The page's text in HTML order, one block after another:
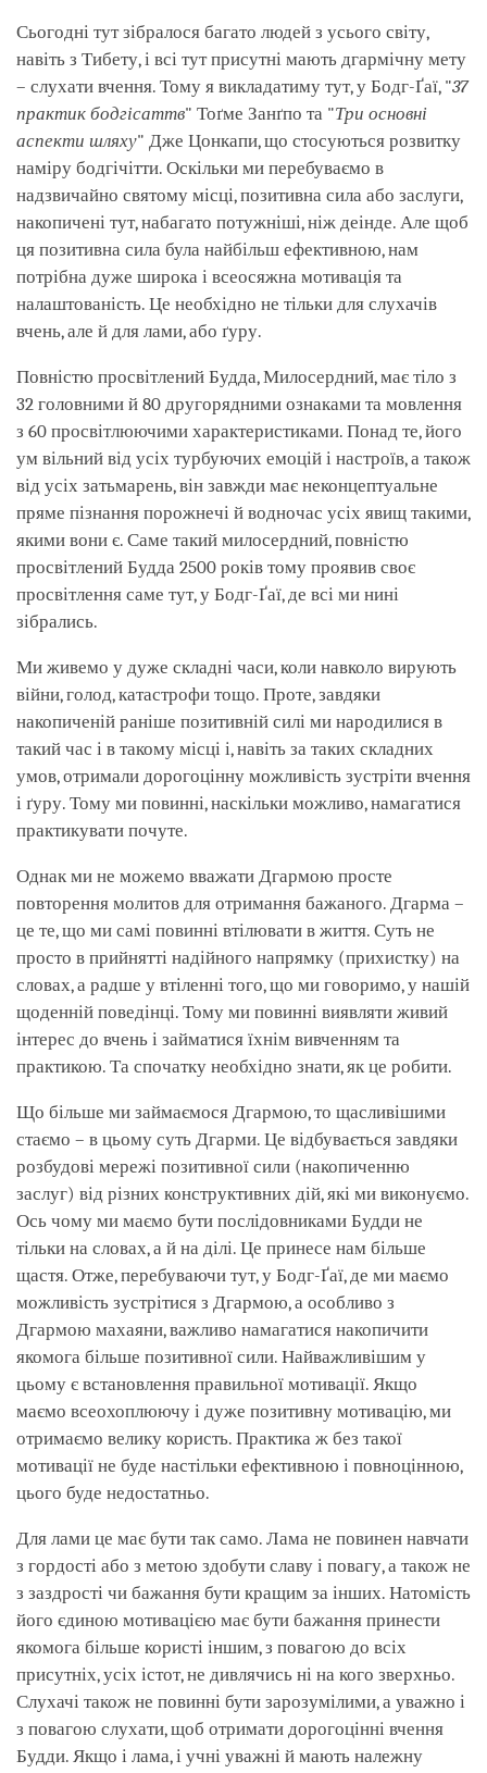
Сьогодні тут зібралося багато людей з усього світу,
навіть з Тибету, і всі тут присутні мають дгармічну мету
– слухати вчення. Тому я викладатиму тут, у Бодг-Ґаї, "37
практик бодгісаттв" Тоґме Занґпо та "Три основні
аспекти шляху" Дже Цонкапи, що стосуються розвитку
наміру бодгічітти. Оскільки ми перебуваємо в
надзвичайно святому місці, позитивна сила або заслуги,
накопичені тут, набагато потужніші, ніж деінде. Але щоб
ця позитивна сила була найбільш ефективною, нам
потрібна дуже широка і всеосяжна мотивація та
налаштованість. Це необхідно не тільки для слухачів
вчень, але й для лами, або ґуру.
Повністю просвітлений Будда, Милосердний, має тіло з
32 головними й 80 другорядними ознаками та мовлення
з 60 просвітлюючими характеристиками. Понад те, його
ум вільний від усіх турбуючих емоцій і настроїв, а також
від усіх затьмарень, він завжди має неконцептуальне
пряме пізнання порожнечі й водночас усіх явищ такими,
якими вони є. Саме такий милосердний, повністю
просвітлений Будда 2500 років тому проявив своє
просвітлення саме тут, у Бодг-Ґаї, де всі ми нині
зібрались.
Ми живемо у дуже складні часи, коли навколо вирують
війни, голод, катастрофи тощо. Проте, завдяки
накопиченій раніше позитивній силі ми народилися в
такий час і в такому місці і, навіть за таких складних
умов, отримали дорогоцінну можливість зустріти вчення
і ґуру. Тому ми повинні, наскільки можливо, намагатися
практикувати почуте.
Однак ми не можемо вважати Дгармою просте
повторення молитов для отримання бажаного. Дгарма –
це те, що ми самі повинні втілювати в життя. Суть не
просто в прийнятті надійного напрямку (прихистку) на
словах, а радше у втіленні того, що ми говоримо, у нашій
щоденній поведінці. Тому ми повинні виявляти живий
інтерес до вчень і займатися їхнім вивченням та
практикою. Та спочатку необхідно знати, як це робити.
Що більше ми займаємося Дгармою, то щасливішими
стаємо – в цьому суть Дгарми. Це відбувається завдяки
розбудові мережі позитивної сили (накопиченню
заслуг) від різних конструктивних дій, які ми виконуємо.
Ось чому ми маємо бути послідовниками Будди не
тільки на словах, а й на ділі. Це принесе нам більше
щастя. Отже, перебуваючи тут, у Бодг-Ґаї, де ми маємо
можливість зустрітися з Дгармою, а особливо з
Дгармою махаяни, важливо намагатися накопичити
якомога більше позитивної сили. Найважливішим у
цьому є встановлення правильної мотивації. Якщо
маємо всеохоплюючу і дуже позитивну мотивацію, ми
отримаємо велику користь. Практика ж без такої
мотивації не буде настільки ефективною і повноцінною,
цього буде недостатньо.
Для лами це має бути так само. Лама не повинен навчати
з гордості або з метою здобути славу і повагу, а також не
з заздрості чи бажання бути кращим за інших. Натомість
його єдиною мотивацією має бути бажання принести
якомога більше користі іншим, з повагою до всіх
присутніх, усіх істот, не дивлячись ні на кого зверхньо.
Слухачі також не повинні бути зарозумілими, а уважно і
з повагою слухати, щоб отримати дорогоцінні вчення
Будди. Якщо і лама, і учні уважні й мають належну